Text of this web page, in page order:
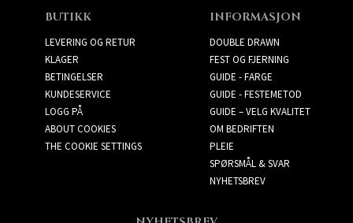
BUTIKK
LEVERING OG RETUR
KLAGER
BETINGELSER
KUNDESERVICE
LOGG PÅ
ABOUT COOKIES
THE COOKIE SETTINGS
INFORMASJON
DOUBLE DRAWN
FEST OG FJERNING
GUIDE - FARGE
GUIDE - FESTEMETOD
GUIDE – VELG KVALITET
OM BEDRIFTEN
PLEIE
SPØRSMÅL & SVAR
NYHETSBREV